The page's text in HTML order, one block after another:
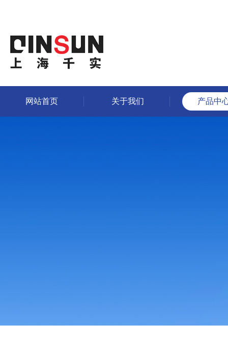
网站首页 关于我们 产品中